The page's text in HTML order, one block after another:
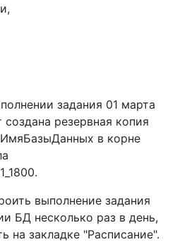
задания 01 марта
создана резервная копия
в корне
выполнение задания
БД несколько раз в день,
на закладке "Расписание".